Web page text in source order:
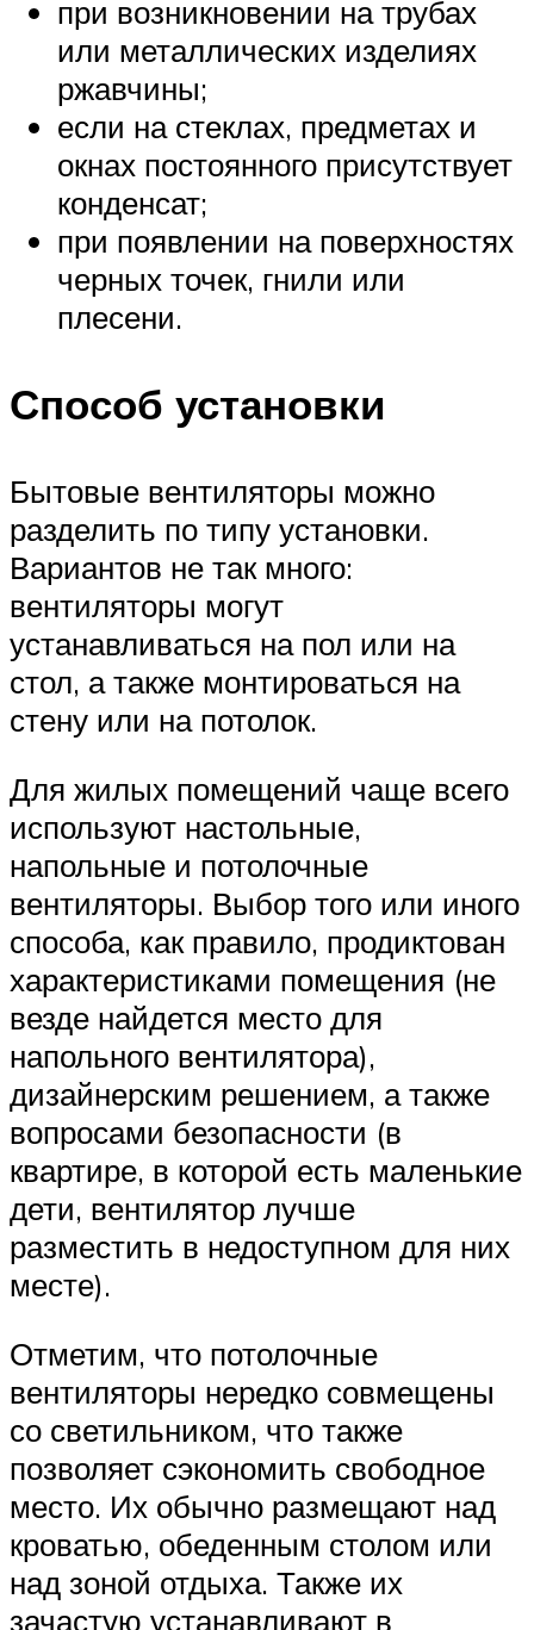
при возникновении на трубах
или металлических изделиях
ржавчины;
если на стеклах, предметах и
окнах постоянного присутствует
конденсат;
при появлении на поверхностях
черных точек, гнили или
плесени.
Способ установки
Бытовые вентиляторы можно
разделить по типу установки.
Вариантов не так много:
вентиляторы могут
устанавливаться на пол или на
стол, а также монтироваться на
стену или на потолок.
Для жилых помещений чаще всего
используют настольные,
напольные и потолочные
вентиляторы. Выбор того или иного
способа, как правило, продиктован
характеристиками помещения (не
везде найдется место для
напольного вентилятора),
дизайнерским решением, а также
вопросами безопасности (в
квартире, в которой есть маленькие
дети, вентилятор лучше
разместить в недоступном для них
месте).
Отметим, что потолочные
вентиляторы нередко совмещены
со светильником, что также
позволяет сэкономить свободное
место. Их обычно размещают над
кроватью, обеденным столом или
над зоной отдыха. Также их
зачастую устанавливают в